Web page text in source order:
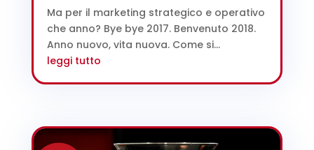
Ma per il marketing strategico e operativo
che anno? Bye bye 2017. Benvenuto 2018.
Anno nuovo, vita nuova. Come si...
leggi tutto